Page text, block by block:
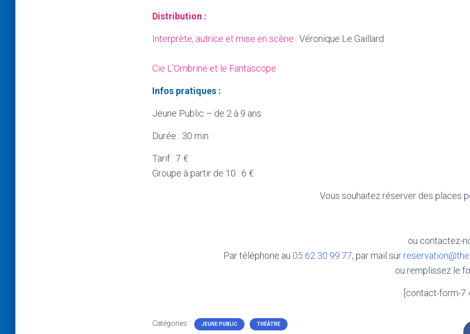
Distribution :
Interprète, autrice et mise en scène : Véronique Le Gaillard
Cie L’Ombrine et le Fantascope
Infos pratiques :
Jeune Public – de 2 à 9 ans
Durée : 30 min
Tarif : 7 €
Groupe à partir de 10 : 6 €
Vous souhaitez réserver des places
ou contactez-
Par téléphone au 05 62 30 99 77, par mail sur
ou remplissez le
[contact-form-7
Catégories : JEUNE PUBLIC THÉÂTRE